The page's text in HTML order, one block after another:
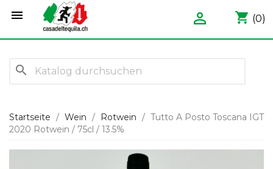
 shopping_cart (0)

search
Startseite Wein Rotwein
Tutto A Posto Toscana IGT
2020 Rotwein / 75cl / 13.5%